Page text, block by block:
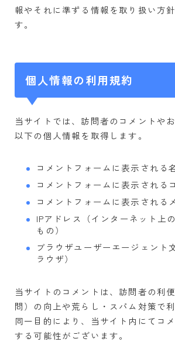
インテリア
お金
投資
保険
ポイ活
レシピ
出前
キッチンタイマー
健康
病院
睡眠
ダイエット
健康チェック
メンタル
報やそれに準ずる情報を取り扱い方
す。
個人情報の利用規約
当サイトでは、訪問者のコメントや
以下の個人情報を取得します。
コメントフォームに表示される
コメントフォームに表示される
コメントフォームに表示される
IPアドレス（インターネット上
もの）
ブラウザユーザーエージェント
ラウザ）
当サイトのコメントは、訪問者の利
問）の向上や荒らし・スパム対策で
同一目的により、当サイト内にてコ
する可能性がございます。